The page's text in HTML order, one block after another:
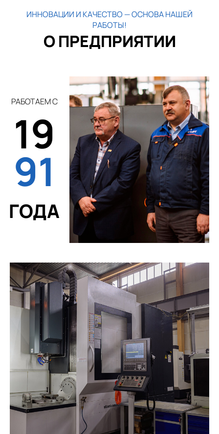
ИННОВАЦИИ И КАЧЕСТВО — ОСНОВА НАШЕЙ
РАБОТЫ!
О ПРЕДПРИЯТИИ
РАБОТАЕМ С
19
91
ГОДА